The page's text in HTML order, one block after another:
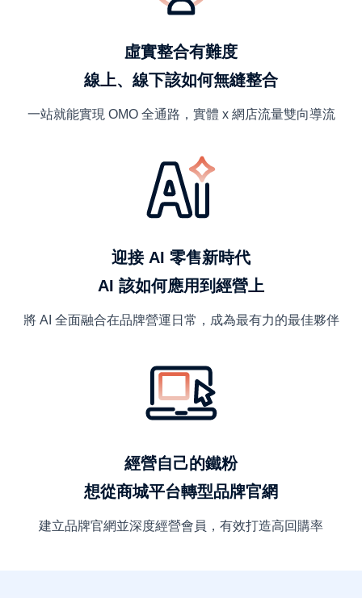
虛實整合有難度
線上、線下該如何無縫整合
一站就能實現 OMO 全通路，實體 x 網店流量雙向導流
迎接 AI 零售新時代
AI 該如何應用到經營上
將 AI 全面融合在品牌營運日常，成為最有力的最佳夥伴
經營自己的鐵粉
想從商城平台轉型品牌官網
建立品牌官網並深度經營會員，有效打造高回購率